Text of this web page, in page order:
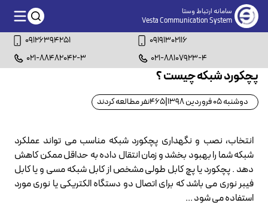
سامانه ارتباط وستا
Vesta Communication System
09126394251
09191302116
021-88482042-3
021-88107923-4
پچکورد شبکه چیست ؟
دوشنبه 05 فروردین 1398 465نفر مطالعه کردند
انتخاب، نصب و نگهداری پچکورد شبکه مناسب می تواند عملکرد
شبکه شما را بهبود بخشد و زمان انتقال داده به حداقل ممکن کاهش
دهد . پچکورد یا پچ کابل طولی مشخص از کابل شبکه مسی و یا کابل
فیبر نوری می باشد که برای اتصال دو دستگاه الکتریکی یا نوری مورد
استفاده می شود ...